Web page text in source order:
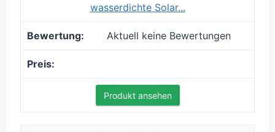
wasserdichte Solar...
Aktuell keine Bewertungen
Produkt ansehen